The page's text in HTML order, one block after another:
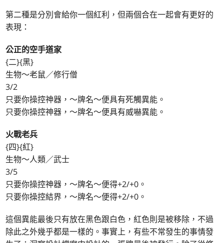
第二種是分別會給你一個紅利，但兩個合在一起會有更好的
表現：
公正的空手道家
{二}{黑}
生物～老鼠／修行僧
3/2
只要你操控神器，～牌名～便具有死觸異能。
只要你操控神器，～牌名～便具有威嚇異能。
火戰老兵
{四}{紅}
生物～人類／武士
3/5
只要你操控神器，～牌名～便得+2/+0。
只要你操控結界，～牌名～便得+2/+0。
這個異能最後只有放在黑色跟白色，紅色則是被移除，不過
除此之外幾乎都是一樣的。事實上，有些不常發生的事情發